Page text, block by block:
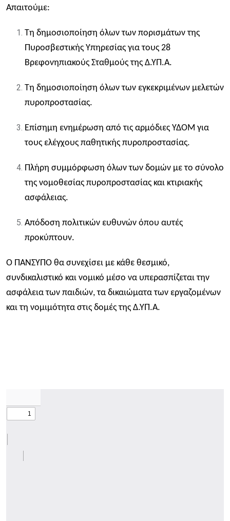
Απαιτούμε:
Τη δημοσιοποίηση όλων των πορισμάτων της
Πυροσβεστικής Υπηρεσίας για τους 28
Βρεφονηπιακούς Σταθμούς της Δ.ΥΠ.Α.
Τη δημοσιοποίηση όλων των εγκεκριμένων μελετών
πυροπροστασίας.
Επίσημη ενημέρωση από τις αρμόδιες ΥΔΟΜ για
τους ελέγχους παθητικής πυροπροστασίας.
Πλήρη συμμόρφωση όλων των δομών με το σύνολο
της νομοθεσίας πυροπροστασίας και κτιριακής
ασφάλειας.
Απόδοση πολιτικών ευθυνών όπου αυτές
προκύπτουν.
Ο ΠΑΝΣΥΠΟ θα συνεχίσει με κάθε θεσμικό,
συνδικαλιστικό και νομικό μέσο να υπερασπίζεται την
ασφάλεια των παιδιών, τα δικαιώματα των εργαζομένων
και τη νομιμότητα στις δομές της Δ.ΥΠ.Α.